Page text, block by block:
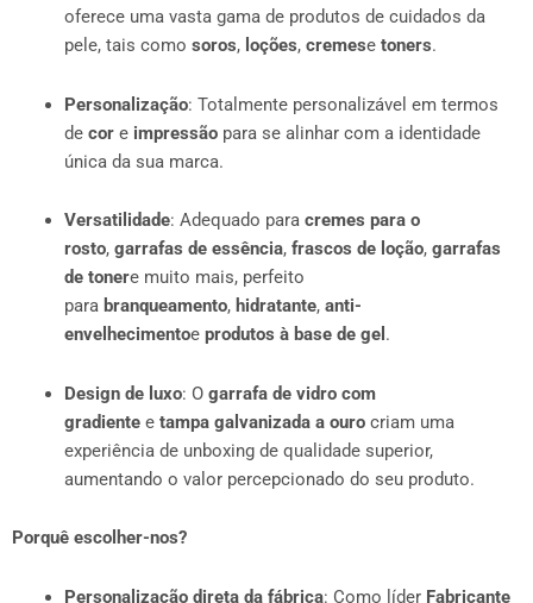
oferece uma vasta gama de produtos de cuidados da
pele, tais como soros, loções, cremese toners.
Personalização: Totalmente personalizável em termos
de core impressãopara se alinhar com a identidade
única da sua marca.
Versatilidade: Adequado para cremes para o
rosto, garrafas de essência, frascos de loção, garrafas
de tonere muito mais, perfeito
para branqueamento, hidratante, anti-
envelhecimentoe produtos à base de gel .
Design de luxo: O garrafa de vidro com
gradientee tampa galvanizada a ourocriam uma
experiência de unboxing de qualidade superior,
aumentando o valor percepcionado do seu produto.
Porquê escolher-nos?
Personalização direta da fábrica: Como líder Fabricante